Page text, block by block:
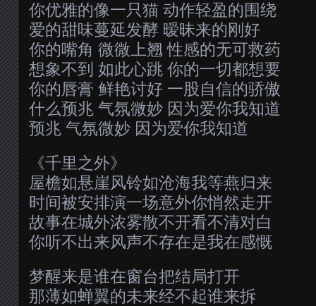
你优雅的像一只猫 动作轻盈的围绕
爱的甜味蔓延发酵 暧昧来的刚好
你的嘴角 微微上翘 性感的无可救药
想象不到 如此心跳 你的一切都想要
你的唇膏 鲜艳讨好 一股自信的骄傲
什么预兆 气氛微妙 因为爱你我知道
预兆 气氛微妙 因为爱你我知道
《千里之外》
屋檐如悬崖风铃如沧海我等燕归来
时间被安排演一场意外你悄然走开
故事在城外浓雾散不开看不清对白
你听不出来风声不存在是我在感慨
梦醒来是谁在窗台把结局打开
那薄如蝉翼的未来经不起谁来拆